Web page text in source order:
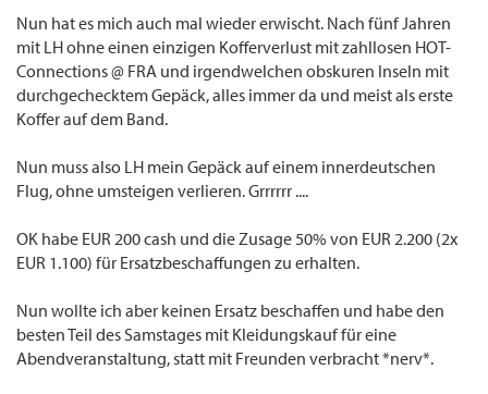
Nun hat es mich auch mal wieder erwischt. Nach fünf Jahren
mit LH ohne einen einzigen Kofferverlust mit zahllosen HOT-
Connections @ FRA und irgendwelchen obskuren Inseln mit
durchgechecktem Gepäck, alles immer da und meist als erste
Koffer auf dem Band.
Nun muss also LH mein Gepäck auf einem innerdeutschen
Flug, ohne umsteigen verlieren. Grrrrrr ....
OK habe EUR 200 cash und die Zusage 50% von EUR 2.200 (2x
EUR 1.100) für Ersatzbeschaffungen zu erhalten.
Nun wollte ich aber keinen Ersatz beschaffen und habe den
besten Teil des Samstages mit Kleidungskauf für eine
Abendveranstaltung, statt mit Freunden verbracht *nerv*.